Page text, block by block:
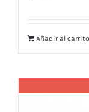
Añadir al carrito